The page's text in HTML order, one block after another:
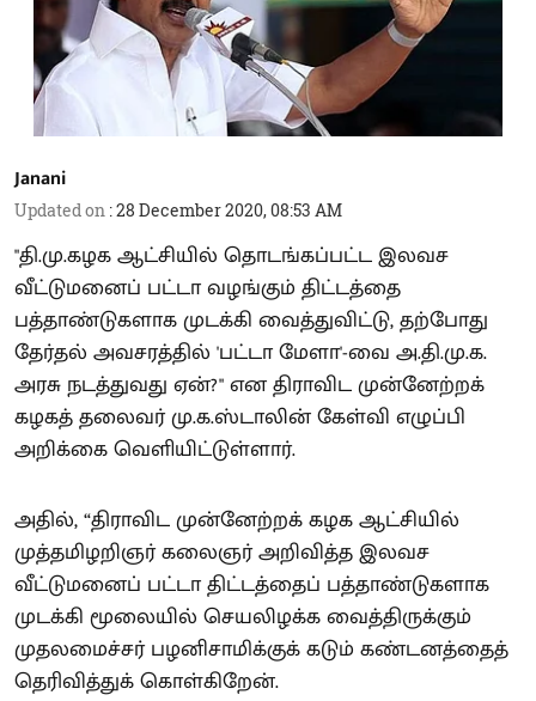
Janani
Updated on :28 December 2020, 08:53 AM
"தி.மு.கழக ஆட்சியில் தொடங்கப்பட்ட இலவச
வீட்டுமனைப் பட்டா வழங்கும் திட்டத்தை
பத்தாண்டுகளாக முடக்கி வைத்துவிட்டு, தற்போது
தேர்தல் அவசரத்தில் 'பட்டா மேளா'-வை அ.தி.மு.க.
அரசு நடத்துவது ஏன்?" என திராவிட முன்னேற்றக்
கழகத் தலைவர் மு.க.ஸ்டாலின் கேள்வி எழுப்பி
அறிக்கை வெளியிட்டுள்ளார்.
அதில், “திராவிட முன்னேற்றக் கழக ஆட்சியில்
முத்தமிழறிஞர் கலைஞர் அறிவித்த இலவச
வீட்டுமனைப் பட்டா திட்டத்தைப் பத்தாண்டுகளாக
முடக்கி மூலையில் செயலிழக்க வைத்திருக்கும்
முதலமைச்சர் பழனிசாமிக்குக் கடும் கண்டனத்தைத்
தெரிவித்துக் கொள்கிறேன்.